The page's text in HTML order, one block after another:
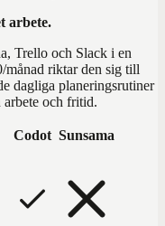
arbete.
Trello och Slack i en
riktar den sig till
dagliga planeringsrutiner
och fritid.
Codot Sunsama